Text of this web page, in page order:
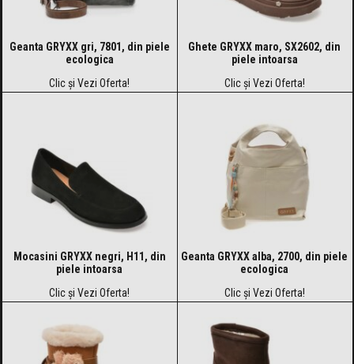
Geanta GRYXX gri, 7801, din piele
ecologica
Clic și Vezi Oferta!
Ghete GRYXX maro, SX2602, din
piele intoarsa
Clic și Vezi Oferta!
Mocasini GRYXX negri, H11, din
piele intoarsa
Clic și Vezi Oferta!
Geanta GRYXX alba, 2700, din piele
ecologica
Clic și Vezi Oferta!